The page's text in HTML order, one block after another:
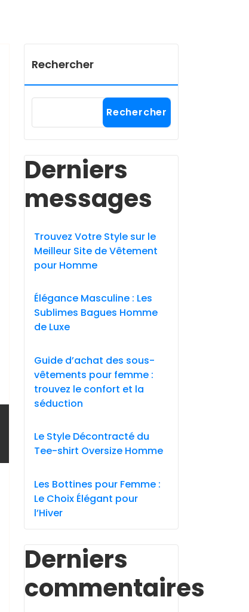
Rechercher
Rechercher
Derniers
messages
Trouvez Votre Style sur le
Meilleur Site de Vêtement
pour Homme
Élégance Masculine : Les
Sublimes Bagues Homme
de Luxe
Guide d’achat des sous-
vêtements pour femme :
trouvez le confort et la
séduction
Le Style Décontracté du
Tee-shirt Oversize Homme
Les Bottines pour Femme :
Le Choix Élégant pour
l’Hiver
Derniers
commentaires